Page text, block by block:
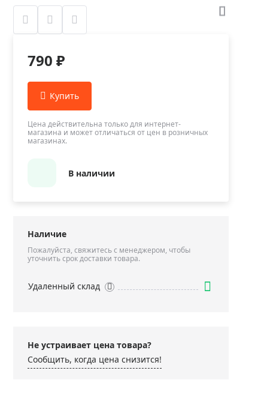
Приборы неразрушающего контроля
Приборы теплового контроля
Влагомеры (датчики влажности)
Измерители параметров окружающей
среды
Видеоэндоскопы
Металлоискатели
Теодолиты
Прочее
790 ₽
Цена действительна только для интернет-
магазина и может отличаться от цен в розничных
магазинах.
В наличии
Наличие
Пожалуйста, свяжитесь с менеджером, чтобы
уточнить срок доставки товара.
Удаленный склад
Не устраивает цена товара?
Сообщить, когда цена снизится!